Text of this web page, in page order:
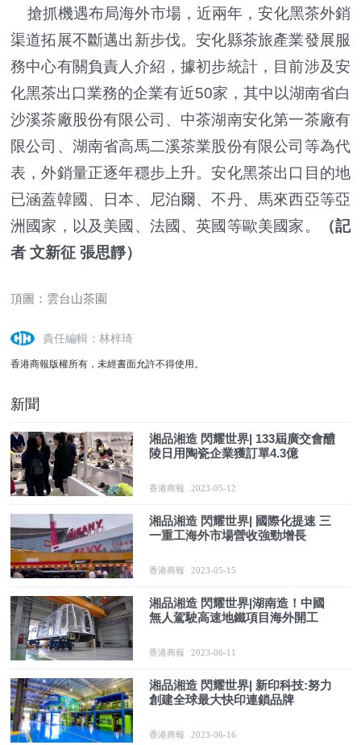
搶抓機遇布局海外市場，近兩年，安化黑茶外銷
渠道拓展不斷邁出新步伐。安化縣茶旅產業發展服
務中心有關負責人介紹，據初步統計，目前涉及安
化黑茶出口業務的企業有近50家，其中以湖南省白
沙溪茶廠股份有限公司、中茶湖南安化第一茶廠有
限公司、湖南省高馬二溪茶業股份有限公司等為代
表，外銷量正逐年穩步上升。安化黑茶出口目的地
已涵蓋韓國、日本、尼泊爾、不丹、馬來西亞等亞
洲國家，以及美國、法國、英國等歐美國家。
（記
者 文新征 張思靜）
頂圖：雲台山茶園
責任編輯：林梓琦
香港商報版權所有，未經書面允許不得使用。
新聞
湘品湘造 閃耀世界| 133屆廣交會醴
陵日用陶瓷企業獲訂單4.3億
香港商報 2023-05-12
湘品湘造 閃耀世界| 國際化提速 三
一重工海外市場營收強勁增長
香港商報 2023-05-15
湘品湘造 閃耀世界|湖南造！中國
無人駕駛高速地鐵項目海外開工
香港商報 2023-06-11
湘品湘造 閃耀世界| 新印科技:努力
創建全球最大快印連鎖品牌
香港商報 2023-06-16